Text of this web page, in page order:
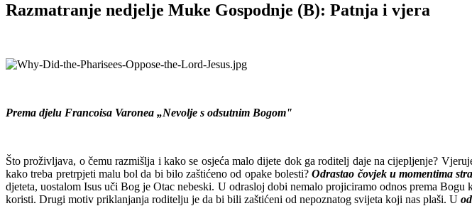
Razmatranje nedjelje Muke Gospodnje (B): Patnja i vjera
Prema djelu Francoisa Varonea „Nevolje s odsutnim Bogom"
Što proživljava, o čemu razmišlja i kako se osjeća malo dijete dok ga roditelj daje na cijepljenje?
kako treba pretrpjeti malu bol da bi bilo zaštićeno od opake bolesti?Odrastao čovjek u momentima
djeteta, uostalom Isus uči Bog je Otac nebeski. U odrasloj dobi nemalo projiciramo odnos prema
koristi. Drugi motiv priklanjanja roditelju je da bi bili zaštićeni od nepoznatog svijeta koji nas plaši. U